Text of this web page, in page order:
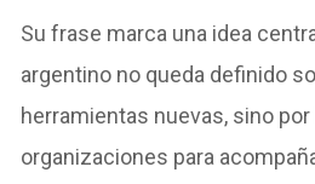
Su frase marca una idea
argentino no queda definido
herramientas nuevas, sino
organizaciones para